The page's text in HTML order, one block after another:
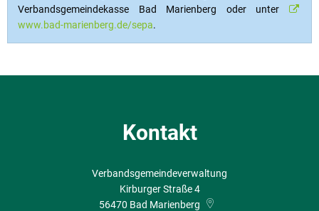
Verbandsgemeindekasse Bad Marienberg oder unter
www.bad-marienberg.de/sepa.
Kontakt
Verbandsgemeindeverwaltung
Kirburger Straße 4
56470 Bad Marienberg